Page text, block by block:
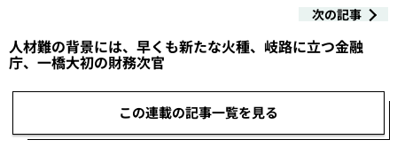
次の記事
人材難の背景には、早くも新たな火種、岐路に立つ金融
庁、一橋大初の財務次官
この連載の記事一覧を見る